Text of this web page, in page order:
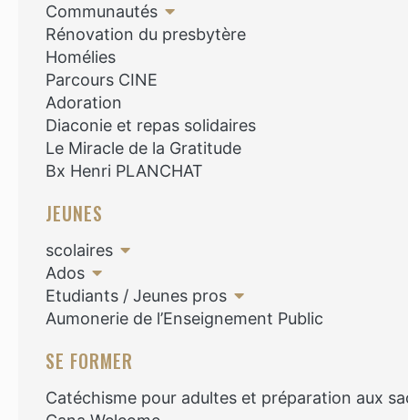
Communautés
Rénovation du presbytère
Homélies
Parcours CINE
Adoration
Diaconie et repas solidaires
Le Miracle de la Gratitude
Bx Henri PLANCHAT
JEUNES
scolaires
Ados
Etudiants / Jeunes pros
Aumonerie de l’Enseignement Public
SE FORMER
Catéchisme pour adultes et préparation aux